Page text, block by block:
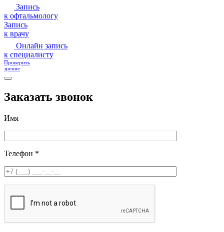
Запись
к офтальмологу
Запись
к врачу
Онлайн запись
к специалисту
Проверить
зрение
Заказать звонок
Имя
Телефон *